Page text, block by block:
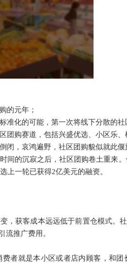
的元年；
准化的可能，第一次将线下分散的
团购赛道，包括兴盛优选、小区乐
闭，哀鸿遍野，社区团购貌似就此
间的沉寂之后，社区团购卷土重来。
上一轮已获得2亿美元的融资。
，获客成本远远低于前置仓模式。
流推广费用。
费者就是本小区或者店内顾客，和